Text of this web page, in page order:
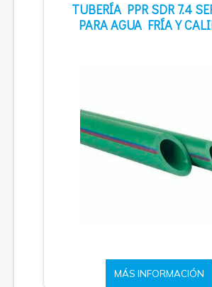
TUBERÍA PPR SDR 7.4
PARA AGUA FRÍA Y
MÁS INFORMACIÓN